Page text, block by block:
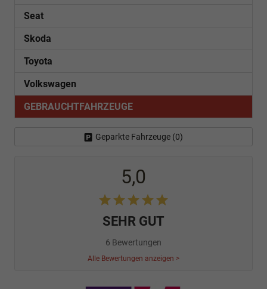
Seat
Skoda
Toyota
Volkswagen
GEBRAUCHTFAHRZEUGE
Geparkte Fahrzeuge (0)
5,0
SEHR GUT
6 Bewertungen
Alle Bewertungen anzeigen >